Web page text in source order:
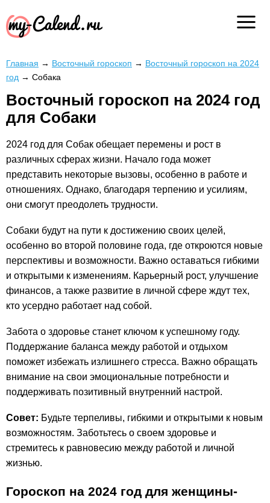
Главная → Восточный гороскоп → Восточный гороскоп на 2024
год → Собака
Восточный гороскоп на 2024 год
для Собаки
2024 год для Собак обещает перемены и рост в
различных сферах жизни. Начало года может
представить некоторые вызовы, особенно в работе и
отношениях. Однако, благодаря терпению и усилиям,
они смогут преодолеть трудности.
Собаки будут на пути к достижению своих целей,
особенно во второй половине года, где откроются новые
перспективы и возможности. Важно оставаться гибкими
и открытыми к изменениям. Карьерный рост, улучшение
финансов, а также развитие в личной сфере ждут тех,
кто усердно работает над собой.
Забота о здоровье станет ключом к успешному году.
Поддержание баланса между работой и отдыхом
поможет избежать излишнего стресса. Важно обращать
внимание на свои эмоциональные потребности и
поддерживать позитивный внутренний настрой.
Совет: Будьте терпеливы, гибкими и открытыми к новым
возможностям. Заботьтесь о своем здоровье и
стремитесь к равновесию между работой и личной
жизнью.
Гороскоп на 2024 год для женщины-